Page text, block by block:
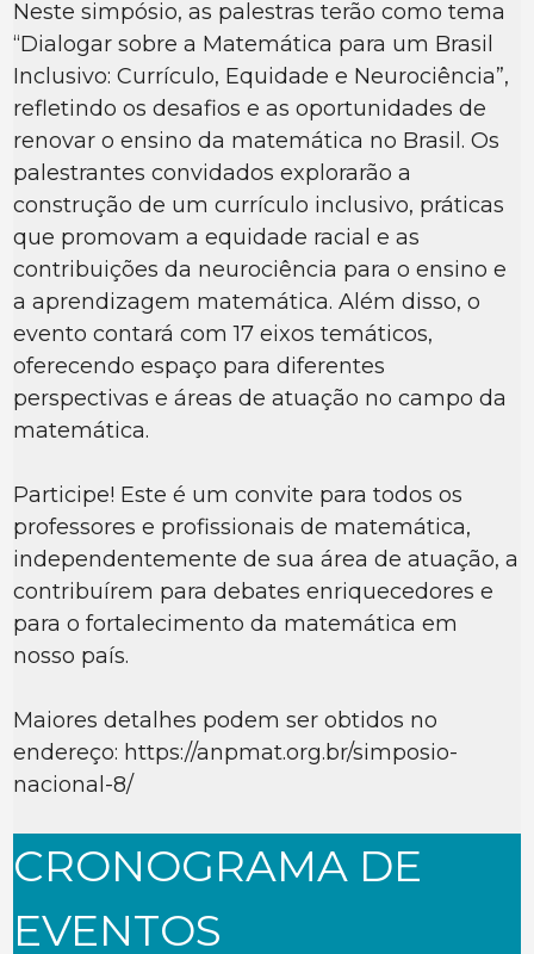
Neste simpósio, as palestras terão como tema
“Dialogar sobre a Matemática para um Brasil
Inclusivo: Currículo, Equidade e Neurociência”,
refletindo os desafios e as oportunidades de
renovar o ensino da matemática no Brasil. Os
palestrantes convidados explorarão a
construção de um currículo inclusivo, práticas
que promovam a equidade racial e as
contribuições da neurociência para o ensino e
a aprendizagem matemática. Além disso, o
evento contará com 17 eixos temáticos,
oferecendo espaço para diferentes
perspectivas e áreas de atuação no campo da
matemática.
Participe! Este é um convite para todos os
professores e profissionais de matemática,
independentemente de sua área de atuação, a
contribuírem para debates enriquecedores e
para o fortalecimento da matemática em
nosso país.
Maiores detalhes podem ser obtidos no
endereço: https://anpmat.org.br/simposio-
nacional-8/
CRONOGRAMA DE
EVENTOS